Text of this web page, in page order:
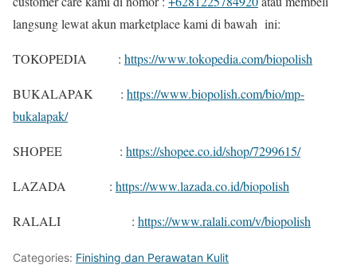
langsung lewat akun marketplace kami di bawah ini:
TOKOPEDIA : https://www.tokopedia.com/biopolish
BUKALAPAK : https://www.biopolish.com/bio/mp-
bukalapak/
SHOPEE : https://shopee.co.id/shop/7299615/
LAZADA : https://www.lazada.co.id/biopolish
RALALI : https://www.ralali.com/v/biopolish
Categories: Finishing dan Perawatan Kulit